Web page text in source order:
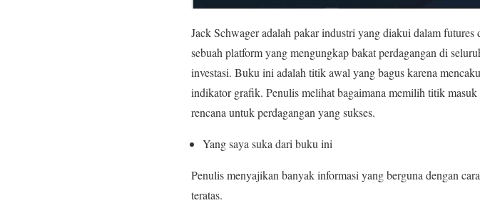
Jack Schwager adalah pakar industri yang diakui dalam
sebuah platform yang mengungkap bakat perdagangan di
investasi. Buku ini adalah titik awal yang bagus karena
indikator grafik. Penulis melihat bagaimana memilih titik
rencana untuk perdagangan yang sukses.
Yang saya suka dari buku ini
Penulis menyajikan banyak informasi yang berguna dengan
teratas.